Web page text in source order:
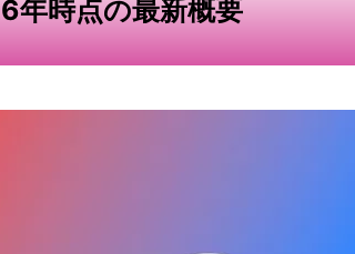
時点の最新概要